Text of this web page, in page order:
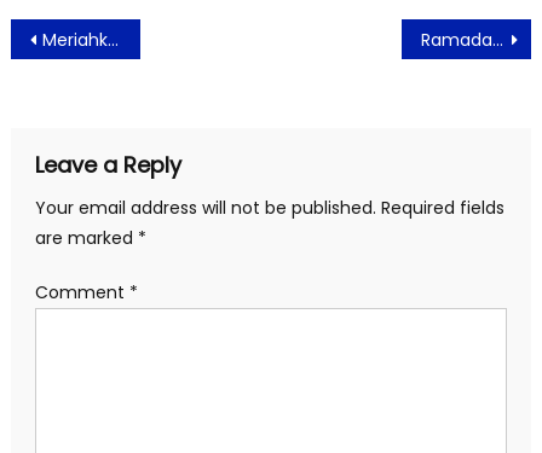
Post
navigation
Meriahkan Libur Lebaran Dengan Staycation di Jambuluwuk Hotels dan Resorts Ramadan Farewell di Swiss-Belresidences Rasuna Epicentrum
Leave a Reply
Your email address will not be published. Required fields
are marked *
Comment *